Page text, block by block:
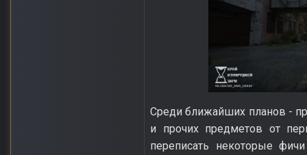
Среди ближайших планов -
и прочих предметов от
переписать некоторые